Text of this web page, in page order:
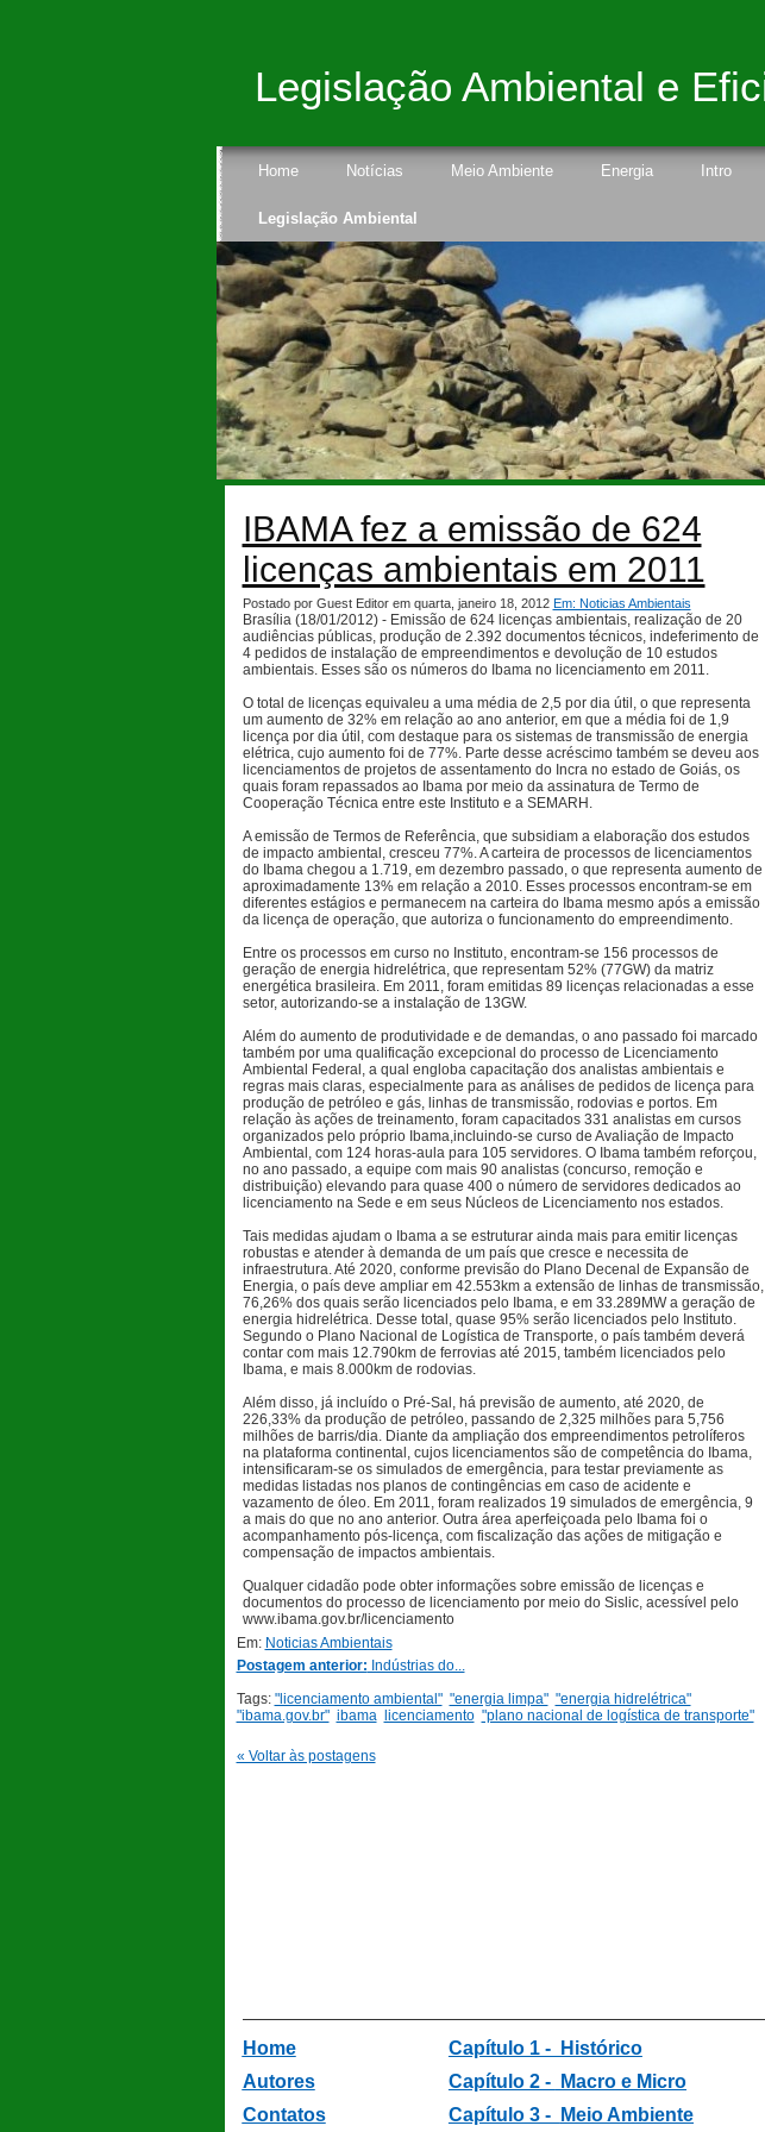
Legislação Ambiental e
Home Notícias Meio Ambiente Energia Intro
Legislação Ambiental
IBAMA fez a emissão de 624
licenças ambientais em 2011
Postado por Guest Editor em quarta, janeiro 18, 2012 Em: Noticias Ambientais
Brasília (18/01/2012) - Emissão de 624 licenças ambientais, realização de 20
audiências públicas, produção de 2.392 documentos técnicos, indeferimento de
4 pedidos de instalação de empreendimentos e devolução de 10 estudos
ambientais. Esses são os números do Ibama no licenciamento em 2011.
O total de licenças equivaleu a uma média de 2,5 por dia útil, o que representa
um aumento de 32% em relação ao ano anterior, em que a média foi de 1,9
licença por dia útil, com destaque para os sistemas de transmissão de energia
elétrica, cujo aumento foi de 77%. Parte desse acréscimo também se deveu aos
licenciamentos de projetos de assentamento do Incra no estado de Goiás, os
quais foram repassados ao Ibama por meio da assinatura de Termo de
Cooperação Técnica entre este Instituto e a SEMARH.
A emissão de Termos de Referência, que subsidiam a elaboração dos estudos
de impacto ambiental, cresceu 77%. A carteira de processos de licenciamentos
do Ibama chegou a 1.719, em dezembro passado, o que representa aumento de
aproximadamente 13% em relação a 2010. Esses processos encontram-se em
diferentes estágios e permanecem na carteira do Ibama mesmo após a emissão
da licença de operação, que autoriza o funcionamento do empreendimento.
Entre os processos em curso no Instituto, encontram-se 156 processos de
geração de energia hidrelétrica, que representam 52% (77GW) da matriz
energética brasileira. Em 2011, foram emitidas 89 licenças relacionadas a esse
setor, autorizando-se a instalação de 13GW.
Além do aumento de produtividade e de demandas, o ano passado foi marcado
também por uma qualificação excepcional do processo de Licenciamento
Ambiental Federal, a qual engloba capacitação dos analistas ambientais e
regras mais claras, especialmente para as análises de pedidos de licença para
produção de petróleo e gás, linhas de transmissão, rodovias e portos. Em
relação às ações de treinamento, foram capacitados 331 analistas em cursos
organizados pelo próprio Ibama,incluindo-se curso de Avaliação de Impacto
Ambiental, com 124 horas-aula para 105 servidores. O Ibama também reforçou,
no ano passado, a equipe com mais 90 analistas (concurso, remoção e
distribuição) elevando para quase 400 o número de servidores dedicados ao
licenciamento na Sede e em seus Núcleos de Licenciamento nos estados.
Tais medidas ajudam o Ibama a se estruturar ainda mais para emitir licenças
robustas e atender à demanda de um país que cresce e necessita de
infraestrutura. Até 2020, conforme previsão do Plano Decenal de Expansão de
Energia, o país deve ampliar em 42.553km a extensão de linhas de transmissão,
76,26% dos quais serão licenciados pelo Ibama, e em 33.289MW a geração de
energia hidrelétrica. Desse total, quase 95% serão licenciados pelo Instituto.
Segundo o Plano Nacional de Logística de Transporte, o país também deverá
contar com mais 12.790km de ferrovias até 2015, também licenciados pelo
Ibama, e mais 8.000km de rodovias.
Além disso, já incluído o Pré-Sal, há previsão de aumento, até 2020, de
226,33% da produção de petróleo, passando de 2,325 milhões para 5,756
milhões de barris/dia. Diante da ampliação dos empreendimentos petrolíferos
na plataforma continental, cujos licenciamentos são de competência do Ibama,
intensificaram-se os simulados de emergência, para testar previamente as
medidas listadas nos planos de contingências em caso de acidente e
vazamento de óleo. Em 2011, foram realizados 19 simulados de emergência, 9
a mais do que no ano anterior. Outra área aperfeiçoada pelo Ibama foi o
acompanhamento pós-licença, com fiscalização das ações de mitigação e
compensação de impactos ambientais.
Qualquer cidadão pode obter informações sobre emissão de licenças e
documentos do processo de licenciamento por meio do Sislic, acessível pelo
www.ibama.gov.br/licenciamento
Em: Noticias Ambientais
Postagem anterior: Indústrias do...
Tags: "licenciamento ambiental" "energia limpa" "energia hidrelétrica"
"ibama.gov.br" ibama licenciamento "plano nacional de logística de transporte"
« Voltar às postagens
Home
Autores
Contatos
Capítulo 1 - Histórico
Capítulo 2 -
Macro e Micro
Capítulo 3 -
Meio Ambiente